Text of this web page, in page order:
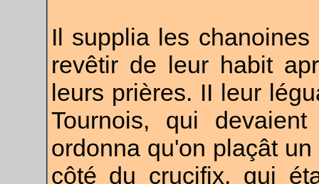
Il supplia les
revêtir de leur habit
leurs prières. II leur
Tournois, qui
ordonna qu'on plaçât
côté du crucifix, qui